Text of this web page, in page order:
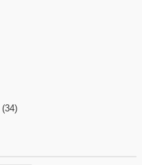
(34)